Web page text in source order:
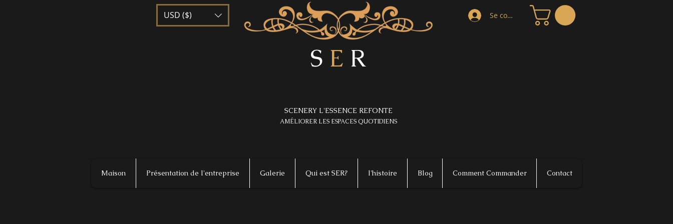
USD ($)
S E R
Se connecter
SCENERY L'ESSENCE REFONTE
AMÉLIORER LES ESPACES QUOTIDIENS
Maison Présentation de l'entreprise Galerie Qui est SER? l'histoire Blog Comment Commander Contact